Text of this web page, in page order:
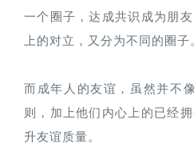
一个圈子，达成共识成为朋
上的对立，又分为不同的圈子
而成年人的友谊，虽然并不
则，加上他们内心上的已经
升友谊质量。